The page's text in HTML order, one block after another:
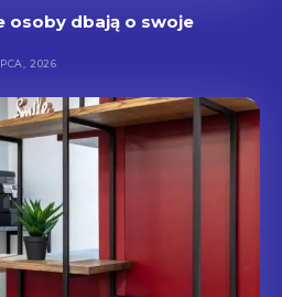
osoby dbają o swoje
2026